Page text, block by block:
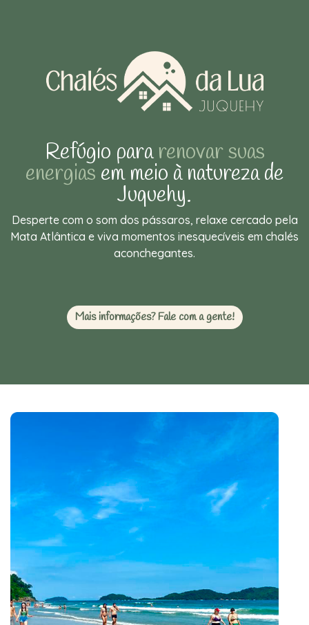
Refúgio pararenovar suas
energias em meio à natureza de
Juquehy.
Desperte com o som dos pássaros, relaxe cercado pela
Mata Atlântica e viva momentos inesquecíveis em chalés
aconchegantes.
Mais informações? Fale com a gente!